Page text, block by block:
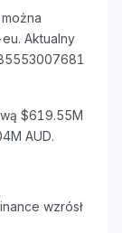
Aktualny
$619.55M
AUD.
wzrósł